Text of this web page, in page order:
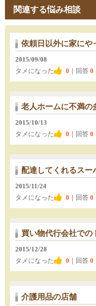
関連する悩み相談
依頼日以外に家にや
2015/09/08
タメになった
0 ｜回答 0
老人ホームに不満の
2015/10/13
タメになった
0 ｜回答 0
配達してくれるスー
2015/11/24
タメになった
0 ｜回答 0
買い物代行会社での
2015/12/28
タメになった
0 ｜回答 0
介護用品の店舗